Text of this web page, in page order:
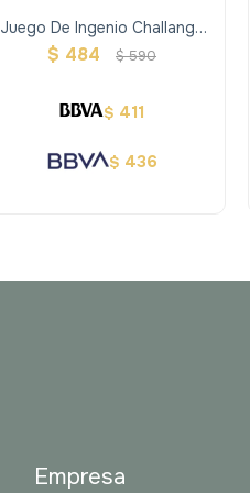
Juego De Ingenio Challange
Slide
$ 484 $ 590
$ 411
$ 436
Empresa